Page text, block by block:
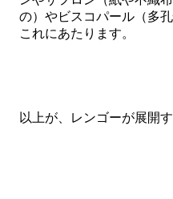
の）やビスコパール（多
これにあたります。
以上が、レンゴーが展開